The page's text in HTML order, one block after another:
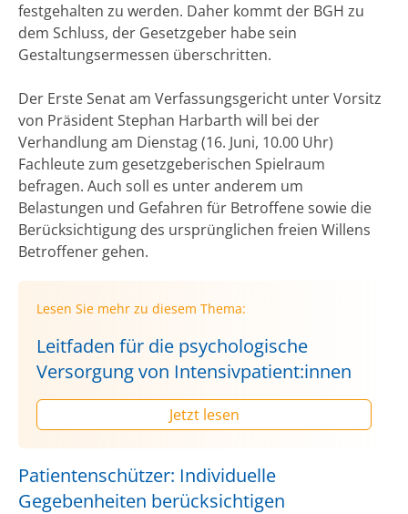
festgehalten zu werden. Daher kommt der BGH zu
dem Schluss, der Gesetzgeber habe sein
Gestaltungsermessen überschritten.
Der Erste Senat am Verfassungsgericht unter Vorsitz
von Präsident Stephan Harbarth will bei der
Verhandlung am Dienstag (16. Juni, 10.00 Uhr)
Fachleute zum gesetzgeberischen Spielraum
befragen. Auch soll es unter anderem um
Belastungen und Gefahren für Betroffene sowie die
Berücksichtigung des ursprünglichen freien Willens
Betroffener gehen.
Lesen Sie mehr zu diesem Thema:
Leitfaden für die psychologische
Versorgung von Intensivpatient:innen
Jetzt lesen
Patientenschützer: Individuelle
Gegebenheiten berücksichtigen